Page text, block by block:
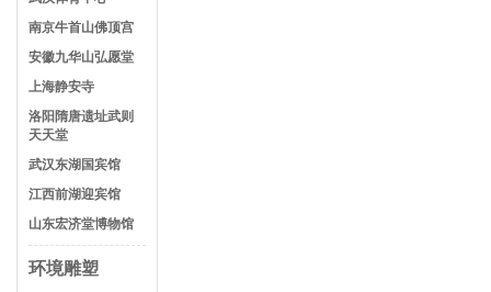
南京牛首山佛顶宫
安徽九华山弘愿堂
上海静安寺
洛阳隋唐遗址武则
天天堂
武汉东湖国宾馆
江西前湖迎宾馆
山东宏济堂博物馆
环境雕塑